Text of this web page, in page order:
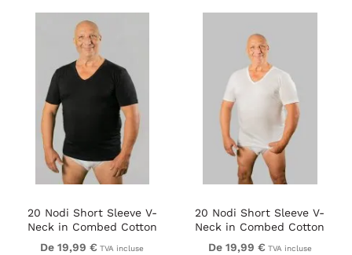
20 Nodi Short Sleeve V-
Neck in Combed Cotton
Jersey Black
De 19,99 € TVA incluse
20 Nodi Short Sleeve V-
Neck in Combed Cotton
Jersey White
De 19,99 € TVA incluse